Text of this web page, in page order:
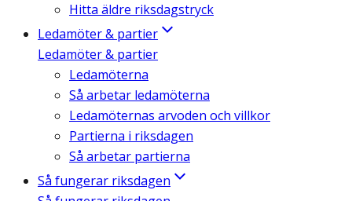
Hitta äldre riksdagstryck
Ledamöter & partier
Ledamöter & partier
Ledamöterna
Så arbetar ledamöterna
Ledamöternas arvoden och villkor
Partierna i riksdagen
Så arbetar partierna
Så fungerar riksdagen